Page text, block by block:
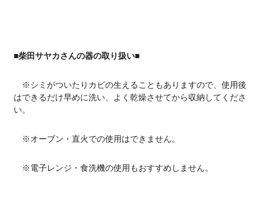
■柴田サヤカさんの器の取り扱い■
※シミがついたりカビの生えることもありますので、使用後
はできるだけ早めに洗い、よく乾燥させてから収納してくださ
い。
※オーブン・直火での使用はできません。
※電子レンジ・食洗機の使用もおすすめしません。